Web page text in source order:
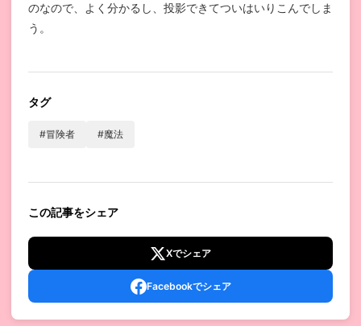
のなので、よく分かるし、投影できてついはいりこんでしま
う。
タグ
#冒険者 #魔法
この記事をシェア
Xでシェア
Facebookでシェア